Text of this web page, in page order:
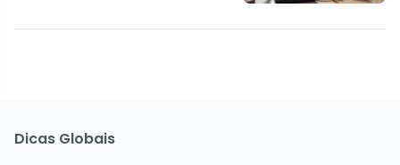
Dicas Globais